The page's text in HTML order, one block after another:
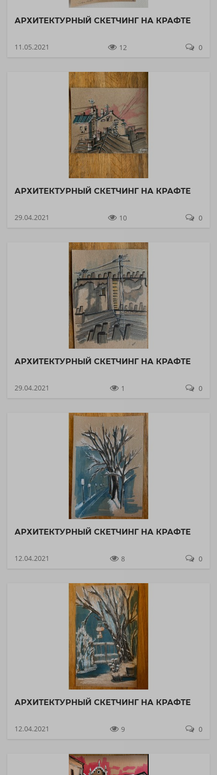
АРХИТЕКТУРНЫЙ СКЕТЧИНГ НА КРАФТЕ
11.05.2021 12 0
АРХИТЕКТУРНЫЙ СКЕТЧИНГ НА КРАФТЕ
29.04.2021 10 0
АРХИТЕКТУРНЫЙ СКЕТЧИНГ НА КРАФТЕ
29.04.2021 1 0
АРХИТЕКТУРНЫЙ СКЕТЧИНГ НА КРАФТЕ
12.04.2021 8 0
АРХИТЕКТУРНЫЙ СКЕТЧИНГ НА КРАФТЕ
12.04.2021 9 0